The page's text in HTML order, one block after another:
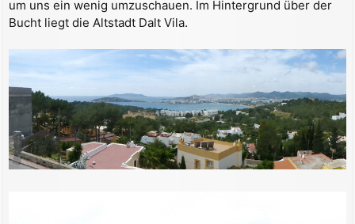
um uns ein wenig umzuschauen. Im Hintergrund über der
Bucht liegt die Altstadt Dalt Vila.